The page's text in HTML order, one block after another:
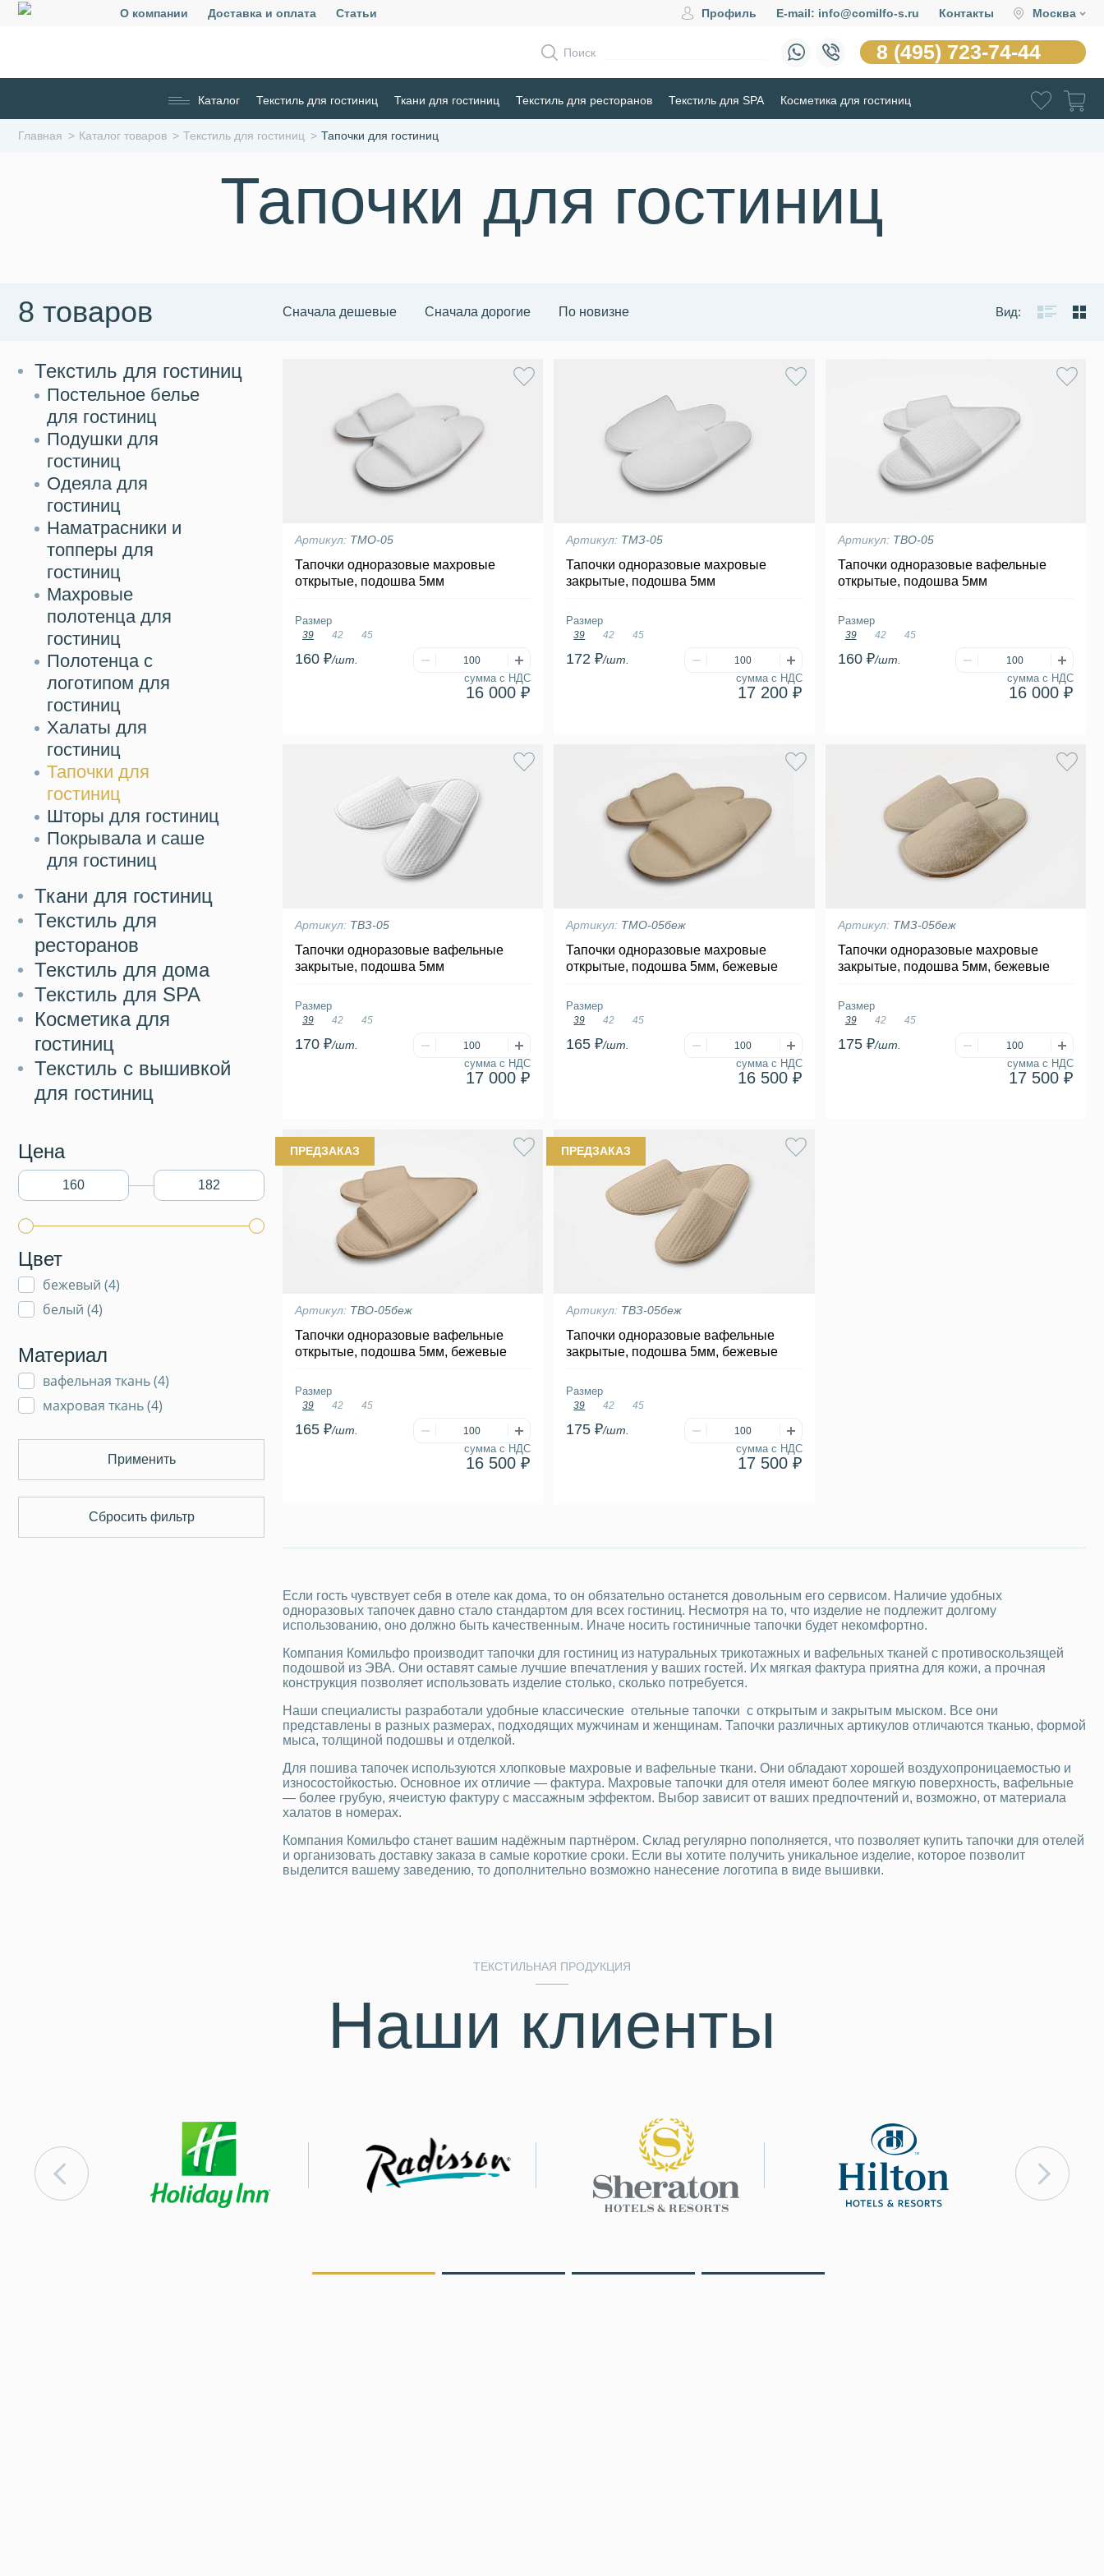
О компании Доставка и оплата Статьи Профиль E-mail: info@comilfo-s.ru Контакты Москва
Поиск 8 (495) 723-74-44
Каталог Текстиль для гостиниц Ткани для гостиниц Текстиль для ресторанов Текстиль для SPA Косметика для гостиниц
Главная Каталог товаров Текстиль для гостиниц Тапочки для гостиниц
Тапочки для гостиниц
8 товаров Сначала дешевые Сначала дорогие По новизне Вид:
Текстиль для гостиниц
Постельное белье
для гостиниц
Подушки для
гостиниц
Одеяла для
гостиниц
Наматрасники и
топперы для
гостиниц
Махровые
полотенца для
гостиниц
Полотенца с
логотипом для
гостиниц
Халаты для
гостиниц
Тапочки для
гостиниц
Шторы для гостиниц
Покрывала и саше
для гостиниц
Ткани для гостиниц
Текстиль для
ресторанов
Текстиль для дома
Текстиль для SPA
Косметика для
гостиниц
Текстиль с вышивкой
для гостиниц
Цена
Цвет
бежевый (4)
белый (4)
Материал
вафельная ткань (4)
махровая ткань (4)
Применить
Сбросить фильтр
Артикул: ТМО-05
Тапочки одноразовые махровые
открытые, подошва 5мм
160 ₽/шт.
сумма с НДС
16 000 ₽
Размер
39 42 45
Артикул: ТМЗ-05
Тапочки одноразовые махровые
закрытые, подошва 5мм
172 ₽/шт.
сумма с НДС
17 200 ₽
Размер
39 42 45
Артикул: ТВО-05
Тапочки одноразовые вафельные
открытые, подошва 5мм
160 ₽/шт.
сумма с НДС
16 000 ₽
Размер
39 42 45
Артикул: ТВЗ-05
Тапочки одноразовые вафельные
закрытые, подошва 5мм
170 ₽/шт.
сумма с НДС
17 000 ₽
Размер
39 42 45
Артикул: ТМО-05беж
Тапочки одноразовые махровые
открытые, подошва 5мм, бежевые
165 ₽/шт.
сумма с НДС
16 500 ₽
Размер
39 42 45
Артикул: ТМЗ-05беж
Тапочки одноразовые махровые
закрытые, подошва 5мм, бежевые
175 ₽/шт.
сумма с НДС
17 500 ₽
Размер
39 42 45
ПРЕДЗАКАЗ
Артикул: ТВО-05беж
Тапочки одноразовые вафельные
открытые, подошва 5мм, бежевые
165 ₽/шт.
сумма с НДС
16 500 ₽
Размер
39 42 45
ПРЕДЗАКАЗ
Артикул: ТВЗ-05беж
Тапочки одноразовые вафельные
закрытые, подошва 5мм, бежевые
175 ₽/шт.
сумма с НДС
17 500 ₽
Размер
39 42 45
Если гость чувствует себя в отеле как дома, то он обязательно останется довольным его сервисом. Наличие удобных
одноразовых тапочек давно стало стандартом для всех гостиниц. Несмотря на то, что изделие не подлежит долгому
использованию, оно должно быть качественным. Иначе носить гостиничные тапочки будет некомфортно.
Компания Комильфо производит тапочки для гостиниц из натуральных трикотажных и вафельных тканей с противоскользящей
подошвой из ЭВА. Они оставят самые лучшие впечатления у ваших гостей. Их мягкая фактура приятна для кожи, а прочная
конструкция позволяет использовать изделие столько, сколько потребуется.
Наши специалисты разработали удобные классические отельные тапочки с открытым и закрытым мыском. Все они
представлены в разных размерах, подходящих мужчинам и женщинам. Тапочки различных артикулов отличаются тканью, формой
мыса, толщиной подошвы и отделкой.
Для пошива тапочек используются хлопковые махровые и вафельные ткани. Они обладают хорошей воздухопроницаемостью и
износостойкостью. Основное их отличие — фактура. Махровые тапочки для отеля имеют более мягкую поверхность, вафельные
— более грубую, ячеистую фактуру с массажным эффектом. Выбор зависит от ваших предпочтений и, возможно, от материала
халатов в номерах.
Компания Комильфо станет вашим надёжным партнёром. Склад регулярно пополняется, что позволяет купить тапочки для отелей
и организовать доставку заказа в самые короткие сроки. Если вы хотите получить уникальное изделие, которое позволит
выделится вашему заведению, то дополнительно возможно нанесение логотипа в виде вышивки.
ТЕКСТИЛЬНАЯ ПРОДУКЦИЯ
Наши клиенты